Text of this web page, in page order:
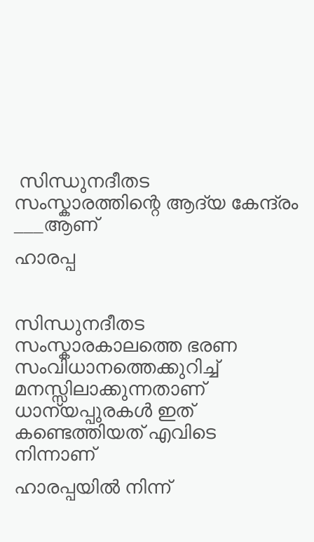
സിന്ധുനദീതട
സംസ്കാരത്തിന്റെ ആദ്യ കേന്ദ്രം
___ആണ്
ഹാരപ്പ
സിന്ധുനദീതട
സംസ്കാരകാലത്തെ ഭരണ
സംവിധാനത്തെക്കുറിച്ച്
മനസ്സിലാക്കുന്നതാണ്
ധാന്യപ്പുരകൾ ഇത്
കണ്ടെത്തിയത് എവിടെ
നിന്നാണ്
ഹാരപ്പയിൽ നിന്ന്